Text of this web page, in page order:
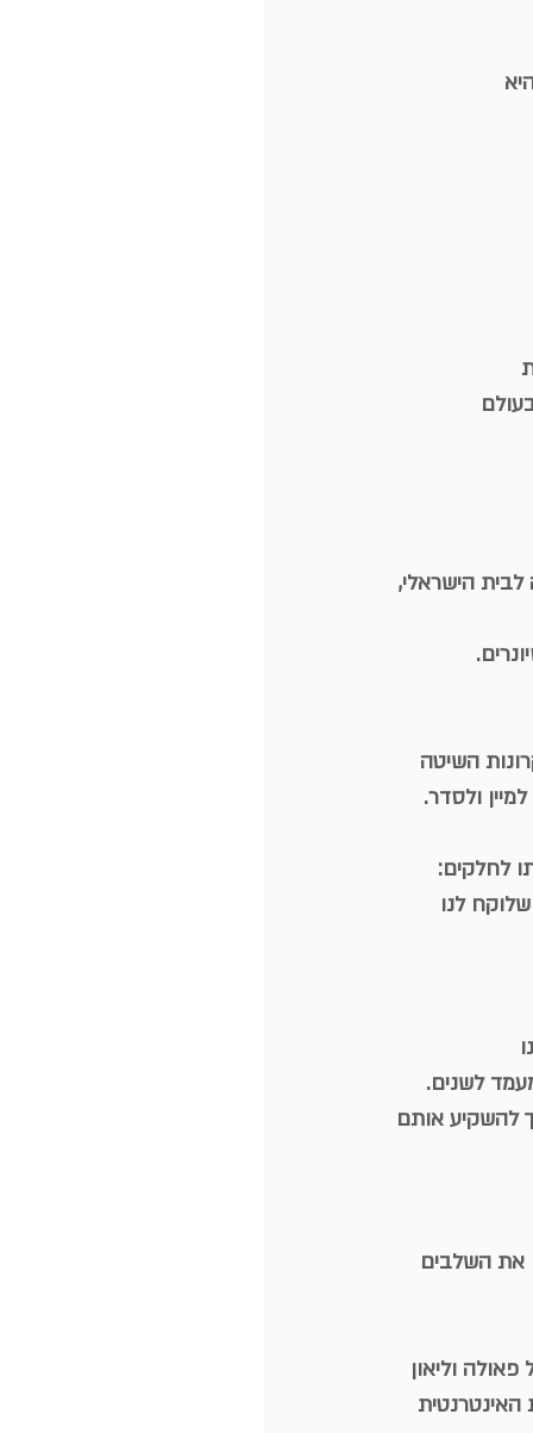
הישראלי,
השיטה
ולסדר.
לחלקים:
לנו
לשנים.
להשקיע אותם
את השלבים
וליאון
אליי ביום ראשון הקרוב 5.2.23 לתוכנית האינטרנטית